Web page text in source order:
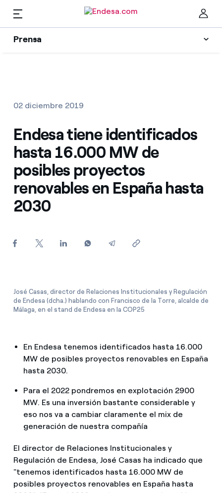
Prensa
Prensa
Encuentra la tarifa que más te conviene
Compara nuestras tarifas de empresa y ahorra
Por cada kWh que ahorres, te descontamos otro
Ofertas para autónomos y Pymes
Recursos
Colecciones
Contactos prensa
ES
02 diciembre 2019
Endesa tiene identificados
hasta 16.000 MW de
posibles proyectos
renovables en España hasta
2030
José Casas, director de Relaciones Institucionales y Regulación
de Endesa (dcha.) hablando con Francisco de la Torre, alcalde de
Málaga, en el stand de Endesa en la COP25
En Endesa tenemos identificados hasta 16.000
MW de posibles proyectos renovables en España
hasta 2030.
Para el 2022 pondremos en explotación 2900
MW. Es una inversión bastante considerable y
eso nos va a cambiar claramente el mix de
generación de nuestra compañía
El director de Relaciones Institucionales y
Regulación de Endesa, José Casas ha indicado que
"tenemos identificados hasta 16.000 MW de
posibles proyectos renovables en España hasta